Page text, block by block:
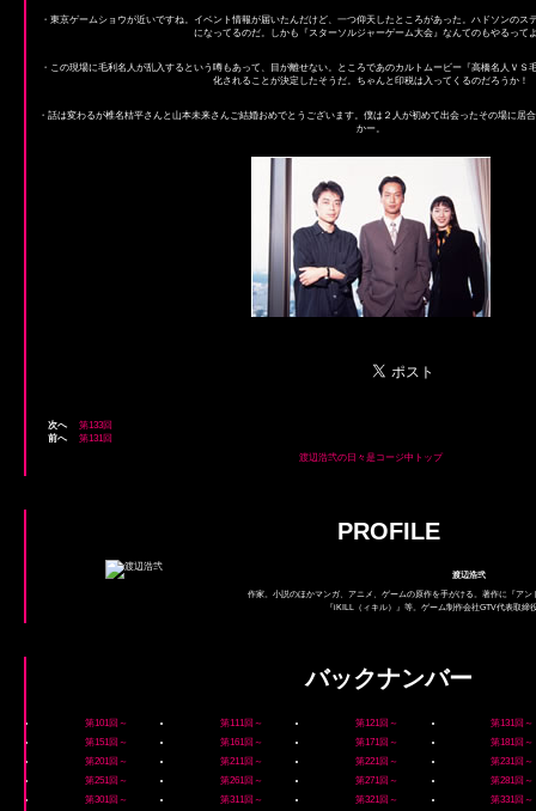
・東京ゲームショウが近いですね。イベント情報が届いたんだけど、一つ仰天したところがあった。ハドソンのス
になってるのだ。しかも『スターソルジャーゲーム大会』なんてのもやるって
・この現場に毛利名人が乱入するという噂もあって、目が離せない。ところであのカルトムービー『高橋名人ＶＳ
化されることが決定したそうだ。ちゃんと印税は入ってくるのだろうか！
・話は変わるが椎名桔平さんと山本未来さんご結婚おめでとうございます。僕は２人が初めて出会ったその場に居
かー。
次へ
第133回
前へ
第131回
渡辺浩弐の日々是コージ中トップ
PROFILE
渡辺浩弐
作家。小説のほかマンガ、アニメ、ゲームの原作を手がける。著作に『ア
『iKILL（ィキル）』等。ゲーム制作会社GTV代表取締
バックナンバー
第101回～ 第111回～ 第121回～
第131回～
第151回～
第161回～ 第171回～
第181回～
第201回～
第211回～ 第221回～
第231回～
第251回～
第261回～ 第271回～
第281回～
第301回～
第311回～ 第321回～ 第331回～